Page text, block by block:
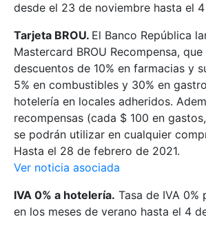
desde el 23 de noviembre hasta el
Tarjeta BROU. El Banco República
Mastercard BROU Recompensa,
descuentos de 10% en farmacias y
5% en combustibles y 30% en
hotelería en locales adheridos.
recompensas (cada $ 100 en
se podrán utilizar en cualquier
Hasta el 28 de febrero de 2021.
Ver noticia asociada
IVA 0% a hotelería. Tasa de IVA 0%
en los meses de verano hasta el 4